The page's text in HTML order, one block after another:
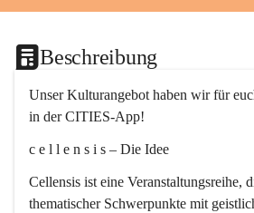
Beschreibung
Unser Kulturangebot haben wir für
in der CITIES-App!
c e l l e n s i s – Die Idee
Cellensis ist eine Veranstaltungsreihe,
thematischer Schwerpunkte mit